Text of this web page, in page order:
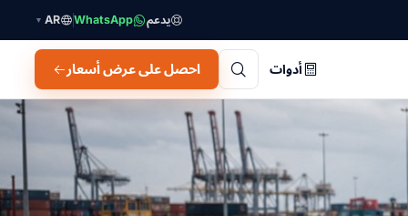
يدعم WhatsApp
AR
▼
أدوات احصل على عرض أسعار